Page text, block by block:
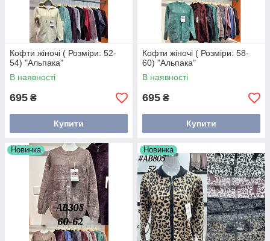
Кофти жіночі ( Розміри: 52-
54) "Альпака"
В наявності
695 ₴
Купити
Кофти жіночі ( Розміри: 58-
60) "Альпака"
В наявності
695 ₴
Купити
Новинка Новинка